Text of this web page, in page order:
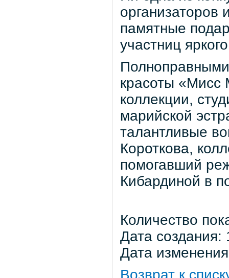
организаторов
памятные
участниц
красоты «Мисс
коллекции,
марийской
талантливые
Короткова,
помогавший
Кибардиной в
Количество
Дата
Дата
Возврат к